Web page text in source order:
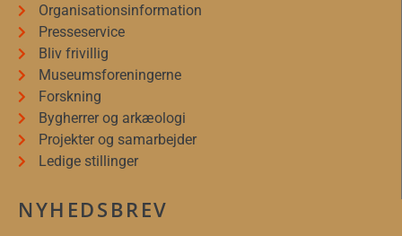
Organisationsinformation
Presseservice
Bliv frivillig
Museumsforeningerne
Forskning
Bygherrer og arkæologi
Projekter og samarbejder
Ledige stillinger
NYHEDSBREV